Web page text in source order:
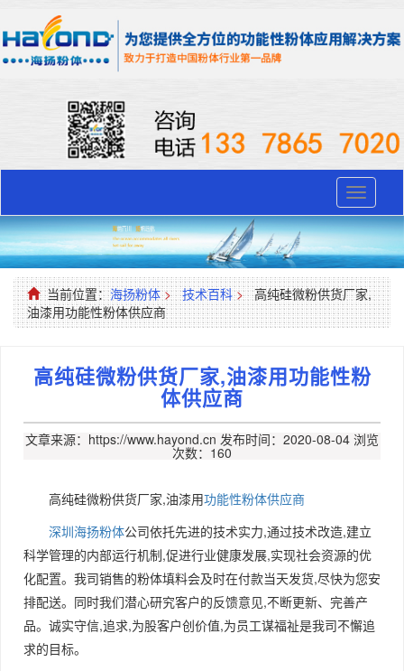
Toggle
当前位置：海扬粉体 > 技术百科 > ​高纯硅微粉供货厂家,
油漆用功能性粉体供应商
​高纯硅微粉供货厂家,油漆用功能性粉
体供应商
文章来源：https://www.hayond.cn 发布时间：2020-08-04 浏览
次数：160
高纯硅微粉供货厂家,油漆用功能性粉体供应商
深圳海扬粉体公司依托先进的技术实力,通过技术改造,建立
科学管理的内部运行机制,促进行业健康发展,实现社会资源的优
化配置。我司销售的粉体填料会及时在付款当天发货,尽快为您安
排配送。同时我们潜心研究客户的反馈意见,不断更新、完善产
品。诚实守信,追求,为股客户创价值,为员工谋福祉是我司不懈追
求的目标。